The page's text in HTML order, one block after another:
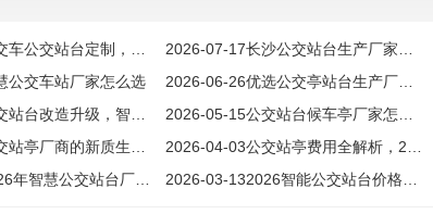
站台定制，如何让每一座站台成为城市名片 2026-07-17长沙公交站台生产厂家怎么选，深度解析公交候车亭定制与智慧化升
公交车站厂家怎么选 2026-06-26优选公交亭站台生产厂家，以新质生产力铸就城市风景线
台改造升级，智慧候车亭解决方案 2026-05-15公交站台候车亭厂家怎么选，2026年创美以智慧标准交出硬核答
站亭厂商的新质生产力 2026-04-03公交站亭费用全解析，2026年采购如何把钱花在刀刃上
智慧公交站台厂家选型指南 2026-03-132026智能公交站台价格全解析